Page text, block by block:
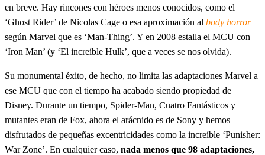
en breve. Hay rincones con héroes menos conocidos, como el
‘Ghost Rider’ de Nicolas Cage o esa aproximación al body horror
según Marvel que es ‘Man-Thing’. Y en 2008 estalla el MCU con
‘Iron Man’ (y ‘El increíble Hulk’, que a veces se nos olvida).
Su monumental éxito, de hecho, no limita las adaptaciones Marvel a
ese MCU que con el tiempo ha acabado siendo propiedad de
Disney. Durante un tiempo, Spider-Man, Cuatro Fantásticos y
mutantes eran de Fox, ahora el arácnido es de Sony y hemos
disfrutados de pequeñas excentricidades como la increíble ‘Punisher:
War Zone’. En cualquier caso, nada menos que 98 adaptaciones,